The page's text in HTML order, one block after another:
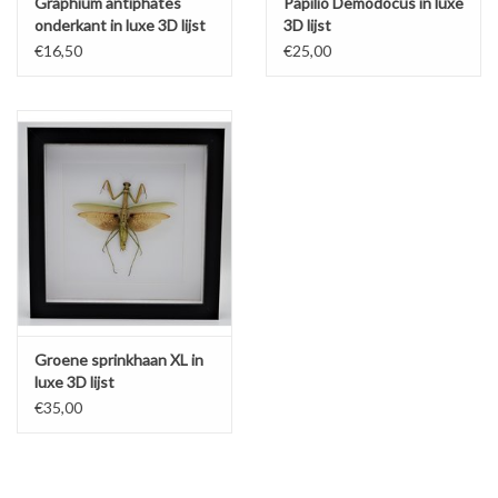
onderkant in luxe 3D lijst
€16,50
3D lijst
€25,00
Groene sprinkhaan XL in
luxe 3D lijst
€35,00